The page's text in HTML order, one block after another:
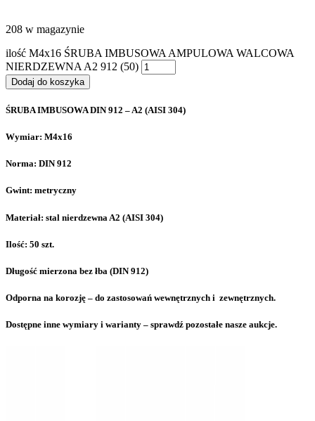
208 w magazynie
ilość M4x16 ŚRUBA IMBUSOWA AMPULOWA WALCOWA
NIERDZEWNA A2 912 (50)
Dodaj do koszyka
ŚRUBA IMBUSOWA DIN 912 – A2 (AISI 304)
Wymiar: M4x16
Norma: DIN 912
Gwint: metryczny
Materiał: stal nierdzewna A2 (AISI 304)
Ilość: 50 szt.
Długość mierzona bez łba (DIN 912)
Odporna na korozję – do zastosowań wewnętrznych i zewnętrznych.
Dostępne inne wymiary i warianty – sprawdź pozostałe nasze aukcje.